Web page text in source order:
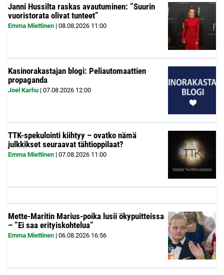
Janni Hussilta raskas avautuminen: ”Suurin
vuoristorata olivat tunteet”
Emma Miettinen | 08.08.2026 11:00
Kasinorakastajan blogi: Peliautomaattien
propaganda
Joel Karhu | 07.08.2026 12:00
TTK-spekulointi kiihtyy – ovatko nämä
julkkikset seuraavat tähtioppilaat?
Emma Miettinen | 07.08.2026 11:00
Mette-Maritin Marius-poika lusii ökypuitteissa
– ”Ei saa erityiskohtelua”
Emma Miettinen | 06.08.2026 16:56